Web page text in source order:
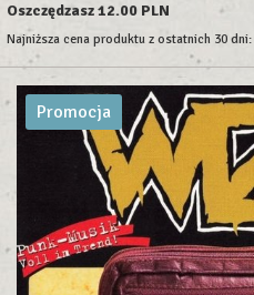
Oszczędzasz 12.00 PLN
Najniższa cena produktu z ostatnich 30 dni:
Promocja